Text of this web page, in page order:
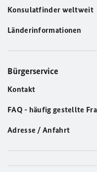
Konsulatfinder weltweit
Länderinformationen
Bürgerservice
Kontakt
FAQ - häufig gestellte
Adresse / Anfahrt